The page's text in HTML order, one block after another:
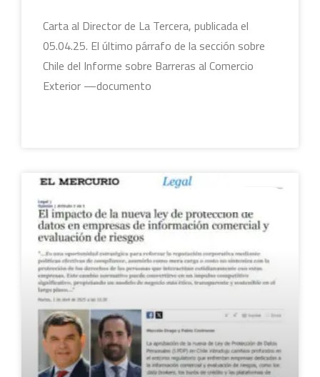
Carta al Director de La Tercera, publicada el
05.04.25. El último párrafo de la sección sobre
Chile del Informe sobre Barreras al Comercio
Exterior —documento